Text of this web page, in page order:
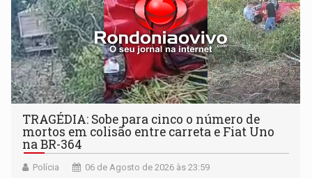
TRAGÉDIA: Sobe para cinco o número de
mortos em colisão entre carreta e Fiat Uno
na BR-364
Polícia 06 de Agosto de 2026 às 23:59